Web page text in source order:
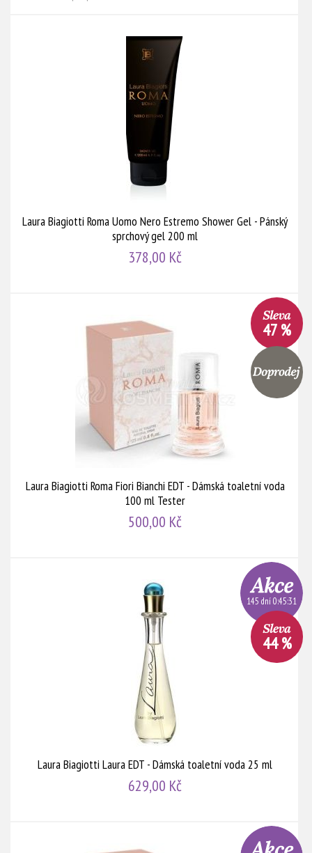
Laura Biagiotti Roma Uomo Nero Estremo Shower Gel - Pánský
sprchový gel 200 ml
378,00 Kč
Laura Biagiotti Roma Fiori Bianchi EDT - Dámská toaletní voda
100 ml Tester
500,00 Kč
47 %
Laura Biagiotti Laura EDT - Dámská toaletní voda 25 ml
629,00 Kč
145 dní 0:45:30
44 %